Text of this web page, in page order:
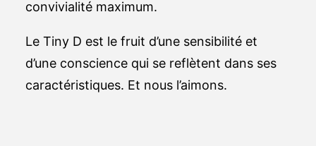
convivialité maximum.
Le Tiny D est le fruit d’une sensibilité et
d’une conscience qui se reflètent dans ses
caractéristiques. Et nous l’aimons.